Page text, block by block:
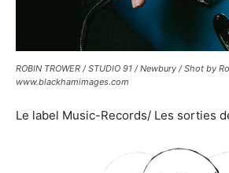
ROBIN TROWER / STUDIO 91 / Newbury / Shot by
www.blackhamimages.com
Le label Music-Records/ Les sorties